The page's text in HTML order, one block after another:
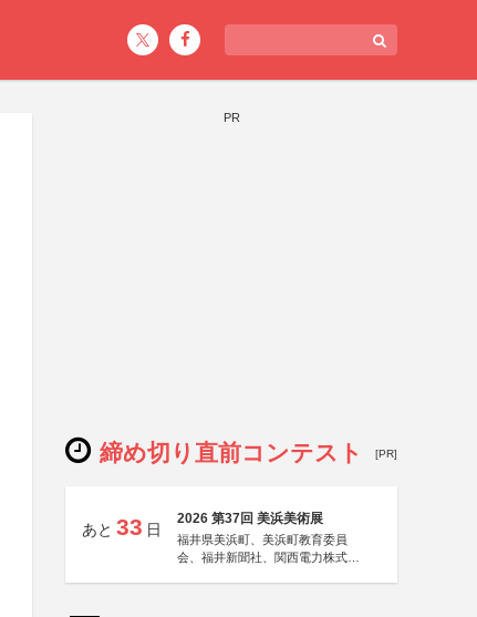
PR
締め切り直前コンテスト [PR]
あと 33 日
2026 第37回 美浜美術展
福井県美浜町、美浜町教育委員
会、福井新聞社、関西電力株式会